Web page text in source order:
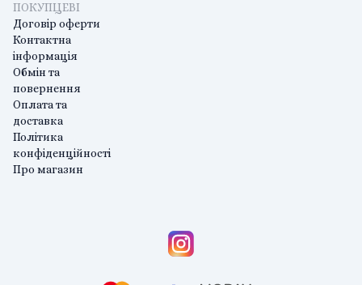
ПОКУПЦЕВІ
Договір оферти
Контактна
інформація
Обмін та
повернення
Оплата та
доставка
Політика
конфіденційності
Про магазин